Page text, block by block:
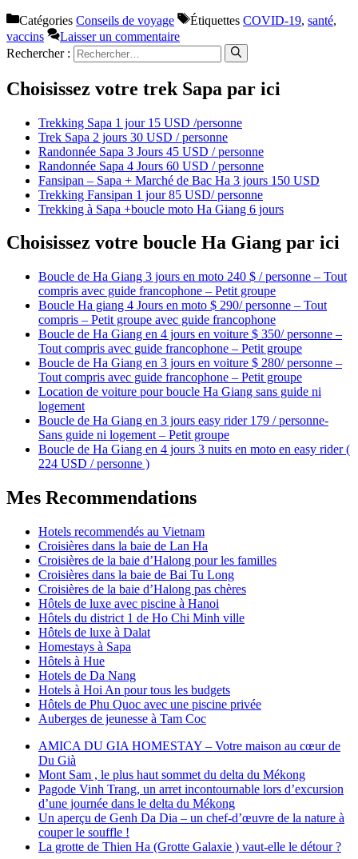
Catégories Conseils de voyage Étiquettes COVID-19, santé,
vaccins
Laisser un commentaire
Rechercher :
Choisissez votre trek Sapa par ici
Trekking Sapa 1 jour 15 USD /personne
Trek Sapa 2 jours 30 USD / personne
Randonnée Sapa 3 Jours 45 USD / personne
Randonnée Sapa 4 Jours 60 USD / personne
Fansipan – Sapa + Marché de Bac Ha 3 jours 150 USD
Trekking Fansipan 1 jour 85 USD/ personne
Trekking à Sapa +boucle moto Ha Giang 6 jours
Choisissez votre boucle Ha Giang par ici
Boucle de Ha Giang 3 jours en moto 240 $ / personne – Tout
compris avec guide francophone – Petit groupe
Boucle Ha giang 4 Jours en moto $ 290/ personne – Tout
compris – Petit groupe avec guide francophone
Boucle de Ha Giang en 4 jours en voiture $ 350/ personne –
Tout compris avec guide francophone – Petit groupe
Boucle de Ha Giang en 3 jours en voiture $ 280/ personne –
Tout compris avec guide francophone – Petit groupe
Location de voiture pour boucle Ha Giang sans guide ni
logement
Boucle de Ha Giang en 3 jours easy rider 179 / personne-
Sans guide ni logement – Petit groupe
Boucle de Ha Giang en 4 jours 3 nuits en moto en easy rider (
224 USD / personne )
Mes Recommendations
Hotels recommendés au Vietnam
Croisières dans la baie de Lan Ha
Croisières de la baie d’Halong pour les familles
Croisières dans la baie de Bai Tu Long
Croisières de la baie d’Halong pas chères
Hôtels de luxe avec piscine à Hanoi
Hôtels du district 1 de Ho Chi Minh ville
Hôtels de luxe à Dalat
Homestays à Sapa
Hôtels à Hue
Hotels de Da Nang
Hotels à Hoi An pour tous les budgets
Hôtels de Phu Quoc avec une piscine privée
Auberges de jeunesse à Tam Coc
AMICA DU GIA HOMESTAY – Votre maison au cœur de
Du Già
Mont Sam , le plus haut sommet du delta du Mékong
Pagode Vinh Trang, un arret incontournable lors d’excursion
d’une journée dans le delta du Mékong
Un aperçu de Genh Da Dia – un chef-d’œuvre de la nature à
couper le souffle !
La grotte de Thien Ha (Grotte Galaxie ) vaut-elle le détour ?